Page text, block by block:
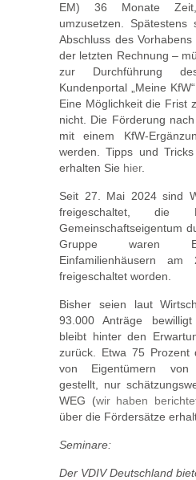
EM) 36 Monate
umzusetzen. Spätestens
Abschluss des
der letzten Rechnung –
zur Durchführung
Kundenportal „Meine
Eine Möglichkeit die Frist
nicht. Die Förderung
mit einem KfW-
werden. Tipps und
erhalten Sie hier.
Seit 27. Mai 2024 sind
freigeschaltet, die
Gemeinschaftseigentum
Gruppe waren
Einfamilienhäusern
freigeschaltet worden.
Bisher seien laut
93.000 Anträge
bleibt hinter den
zurück. Etwa 75 Prozent
von Eigentümern von
gestellt, nur
WEG (wir haben
über die Fördersätze
Seminare:
Der VDIV Deutschland